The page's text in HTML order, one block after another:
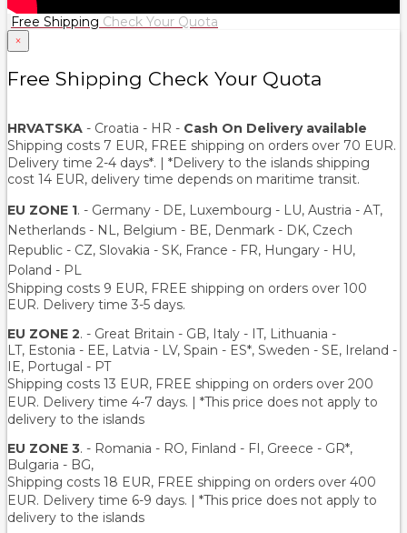
Free Shipping Check Your Quota
×
Free Shipping Check Your Quota
HRVATSKA - Croatia - HR - Cash On Delivery available
Shipping costs 7 EUR, FREE shipping on orders over 70 EUR.
Delivery time 2-4 days*. | *Delivery to the islands shipping
cost 14 EUR, delivery time depends on maritime transit.
EU ZONE 1. - Germany - DE, Luxembourg - LU, Austria - AT,
Netherlands - NL, Belgium - BE, Denmark - DK, Czech
Republic - CZ, Slovakia - SK, France - FR, Hungary - HU,
Poland - PL
Shipping costs 9 EUR, FREE shipping on orders over 100
EUR. Delivery time 3-5 days.
EU ZONE 2. - Great Britain - GB, Italy - IT, Lithuania -
LT, Estonia - EE, Latvia - LV, Spain - ES*, Sweden - SE, Ireland -
IE, Portugal - PT
Shipping costs 13 EUR, FREE shipping on orders over 200
EUR. Delivery time 4-7 days. | *This price does not apply to
delivery to the islands
EU ZONE 3. - Romania - RO, Finland - FI, Greece - GR*,
Bulgaria - BG,
Shipping costs 18 EUR, FREE shipping on orders over 400
EUR. Delivery time 6-9 days. | *This price does not apply to
delivery to the islands